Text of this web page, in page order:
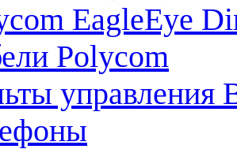
EagleEye
Polycom
управления